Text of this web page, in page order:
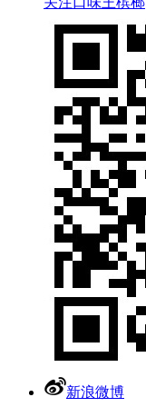
新浪微博